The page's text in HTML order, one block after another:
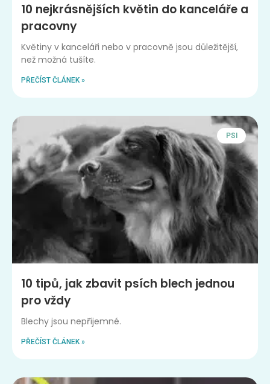
10 nejkrásnějších květin do kanceláře a
pracovny
Květiny v kanceláři nebo v pracovně jsou důležitější,
než možná tušíte.
PŘEČÍST ČLÁNEK »
PSI
10 tipů, jak zbavit psích blech jednou
pro vždy
Blechy jsou nepříjemné.
PŘEČÍST ČLÁNEK »